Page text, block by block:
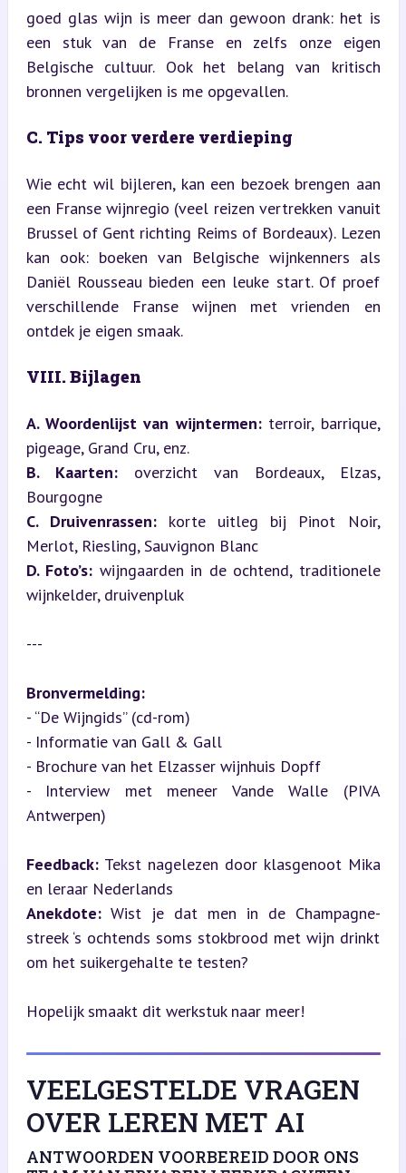
goed glas wijn is meer dan gewoon drank: het is
een stuk van de Franse en zelfs onze eigen
Belgische cultuur. Ook het belang van kritisch
bronnen vergelijken is me opgevallen.
C. Tips voor verdere verdieping
Wie echt wil bijleren, kan een bezoek brengen aan
een Franse wijnregio (veel reizen vertrekken vanuit
Brussel of Gent richting Reims of Bordeaux). Lezen
kan ook: boeken van Belgische wijnkenners als
Daniël Rousseau bieden een leuke start. Of proef
verschillende Franse wijnen met vrienden en
ontdek je eigen smaak.
VIII. Bijlagen
A. Woordenlijst van wijntermen: terroir, barrique,
B. Kaarten: overzicht van Bordeaux, Elzas,
C. Druivenrassen: korte uitleg bij Pinot Noir,
D. Foto’s: wijngaarden in de ochtend, traditionele
wijnkelder, druivenpluk
---
Bronvermelding:
- “De Wijngids” (cd-rom)
- Informatie van Gall & Gall
- Brochure van het Elzasser wijnhuis Dopff
- Interview met meneer Vande Walle (PIVA
Antwerpen)
Feedback: Tekst nagelezen door klasgenoot Mika
Anekdote: Wist je dat men in de Champagne-
streek ‘s ochtends soms stokbrood met wijn drinkt
om het suikergehalte te testen?
Hopelijk smaakt dit werkstuk naar meer!
VEELGESTELDE VRAGEN
OVER LEREN MET AI
ANTWOORDEN VOORBEREID DOOR ONS